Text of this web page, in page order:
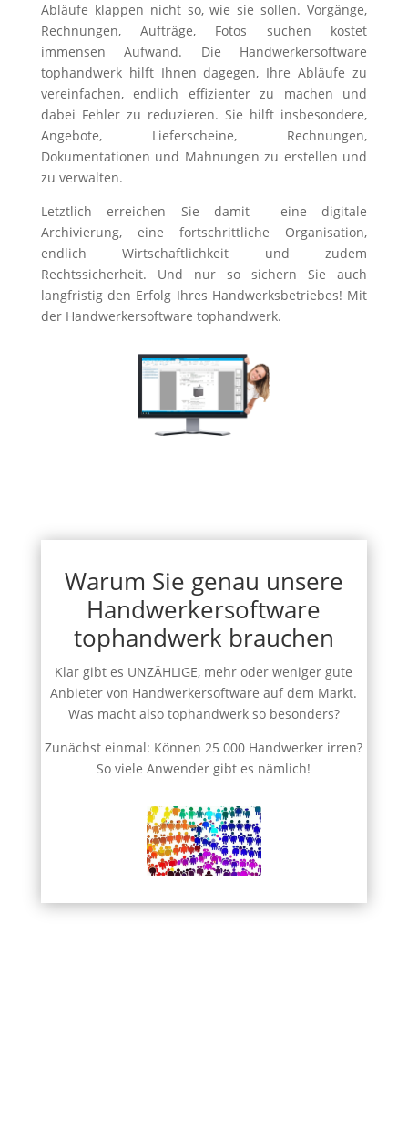
Abläufe klappen nicht so, wie sie sollen. Vorgänge,
Rechnungen, Aufträge, Fotos suchen kostet
immensen Aufwand. Die Handwerkersoftware
tophandwerk hilft Ihnen dagegen, Ihre Abläufe zu
vereinfachen, endlich effizienter zu machen und
dabei Fehler zu reduzieren. Sie hilft insbesondere,
Angebote, Lieferscheine, Rechnungen,
Dokumentationen und Mahnungen zu erstellen und
zu verwalten.
Letztlich erreichen Sie damit eine digitale
Archivierung, eine fortschrittliche Organisation,
endlich Wirtschaftlichkeit und zudem
Rechtssicherheit. Und nur so sichern Sie auch
langfristig den Erfolg Ihres Handwerksbetriebes! Mit
der Handwerkersoftware tophandwerk.
Warum Sie genau unsere
Handwerkersoftware
tophandwerk brauchen
Klar gibt es UNZÄHLIGE, mehr oder weniger gute
Anbieter von Handwerkersoftware auf dem Markt.
Was macht also tophandwerk so besonders?
Zunächst einmal: Können 25 000 Handwerker irren?
So viele Anwender gibt es nämlich!